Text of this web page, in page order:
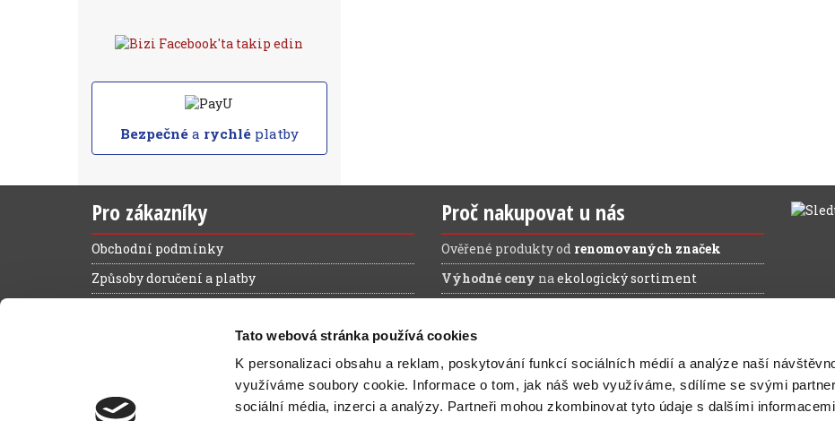
Tato webová stránka používá cookies
K personalizaci obsahu a reklam, poskytování funkcí sociálních médií a analýze naší
využíváme soubory cookie. Informace o tom, jak náš web využíváme, sdílíme se svými
sociální média, inzerci a analýzy. Partneři mohou zkombinovat tyto údaje s dalšími
Bezpečnéa rychléplatby
Pro zákazníky
Obchodní podmínky
Způsoby doručení a platby
Ochrana osobních údajů
Magazín zelená kancelář
Proč nakupovat u nás
Ověřené produkty od renomovaných značek
Výhodné ceny na ekologický sortiment